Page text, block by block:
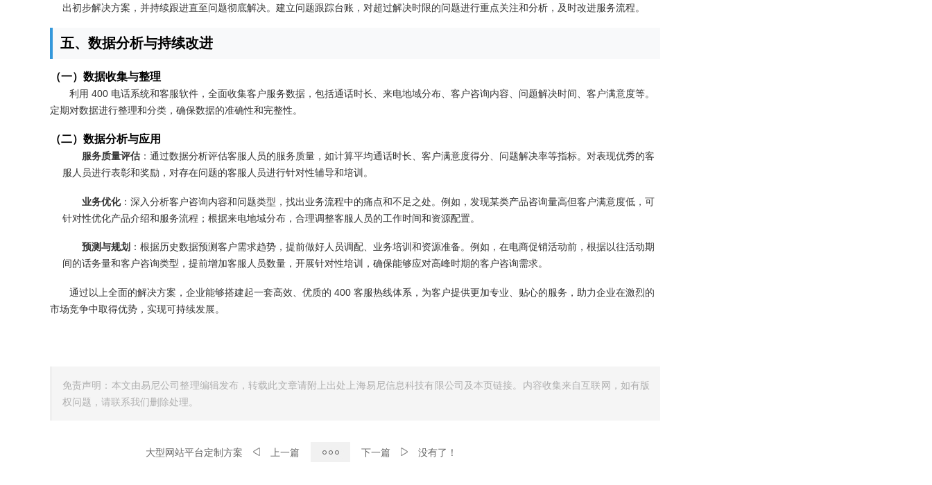
出初步解决方案，并持续跟进直至问题彻底解决。建立问题跟踪台账，对超过解决时限的问题进行重点关注和分析，及时改进服务流程。
五、数据分析与持续改进
（一）数据收集与整理
利用 400 电话系统和客服软件，全面收集客户服务数据，包括通话时长、来电地域分布、客户咨询内容、问题解决时间、客户满意度等。
定期对数据进行整理和分类，确保数据的准确性和完整性。
（二）数据分析与应用
服务质量评估：通过数据分析评估客服人员的服务质量，如计算平均通话时长、客户满意度得分、问题解决率等指标。对表现优秀的客
服人员进行表彰和奖励，对存在问题的客服人员进行针对性辅导和培训。
业务优化：深入分析客户咨询内容和问题类型，找出业务流程中的痛点和不足之处。例如，发现某类产品咨询量高但客户满意度低，可
针对性优化产品介绍和服务流程；根据来电地域分布，合理调整客服人员的工作时间和资源配置。
预测与规划 ：根据历史数据预测客户需求趋势，提前做好人员调配、业务培训和资源准备。例如，在电商促销活动前，根据以往活动期
间的话务量和客户咨询类型，提前增加客服人员数量，开展针对性培训，确保能够应对高峰时期的客户咨询需求。
通过以上全面的解决方案，企业能够搭建起一套高效、优质的 400 客服热线体系，为客户提供更加专业、贴心的服务，助力企业在激烈的
市场竞争中取得优势，实现可持续发展。
免责声明：本文由易尼公司整理编辑发布，转载此文章请附上出处上海易尼信息科技有限公司及本页链接。内容收集来自互联网，如有版
权问题，请联系我们删除处理。
大型网站平台定制方案 上一篇 下一篇 没有了！